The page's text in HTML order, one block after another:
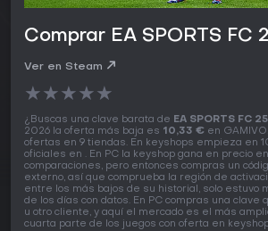
Comprar EA SPORTS FC
Ver en Steam
★★★★★
¿Buscas una clave barata de EA SPORTS FC 25
2026 la oferta más baja es 10,33 € en
ofertas en 9 tiendas. En keyshops empieza en
oficiales en . En PC la keyshop gana en precio
comparaciones, pero entonces compras un
externo, así que comprueba la región de
entre los más bajos de su historial, solo estuvo
de los días con datos. En PC compras una clave
u otro cliente, y aquí el mercado es el más
cuarta parte de los juegos con oferta en